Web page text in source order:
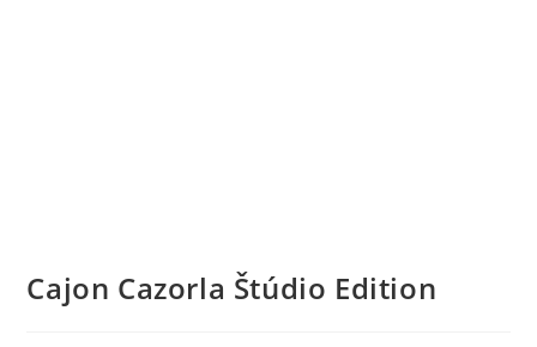
Cajon Cazorla Štúdio Edition